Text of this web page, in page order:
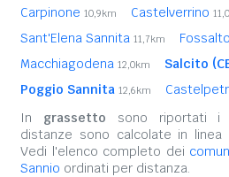
Carpinone 10,9km Castelverrino
Sant'Elena Sannita 11,7km
Macchiagodena 12,0km Salcito
Poggio Sannita 12,6km
In grassetto sono riportati i
distanze sono calcolate in linea
Vedi l'elenco completo dei
Sannio ordinati per distanza.